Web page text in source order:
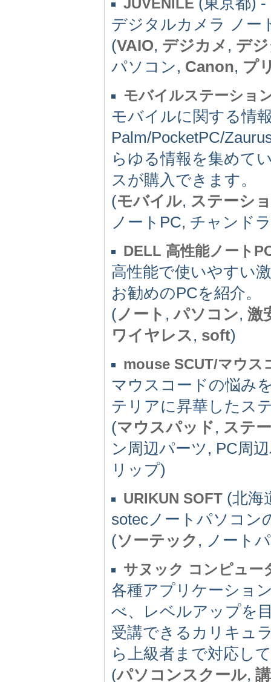
JUVENILE
デジタルカメラ ノー
(VAIO, デジカメ , デ
パソコン, Canon, プ
モバイルステーショ
モバイルに関する情
Palm/PocketPC/
らゆる情報を集めて
スが購入できます。
(モバイル, ステーシ
ノートPC, チャンド
DELL 高性能ノート
高性能で使いやすい
お勧めのPCを紹介。
(ノート ,パソコン, 激
ワイヤレス, soft)
mouse SCUT/マウス
マウスコードの悩み
テリアに昇華したス
(マウスパッド, ステ
ン周辺パーツ, PC周
リップ)
URIKUN SOFT (北海
sotecノートパソコン
(ソーテック , ノート
サヌック コンピュー
各種アプリケーショ
べ、レベルアップを
受講できるカリキュ
ら上級者まで対応し
(パソコンスクール,